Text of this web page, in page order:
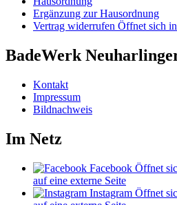
Ergänzung zur Hausordnung
Vertrag widerrufen Öffnet sich
BadeWerk
Kontakt
Impressum
Bildnachweis
Im Netz
Facebook Öffnet
auf eine externe Seite
Instagram Öffnet